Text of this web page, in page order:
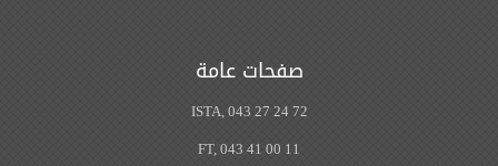
صفحات عامة
ISTA, 043 27 24 72
FT, 043 41 00 11